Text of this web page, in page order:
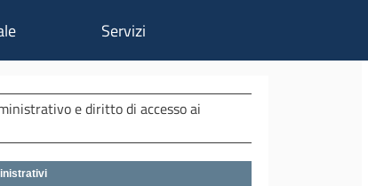
Servizi
e diritto di accesso ai